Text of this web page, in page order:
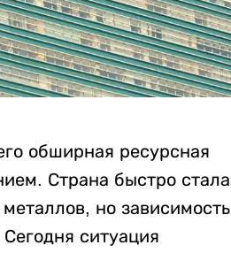
обширная ресурсная
Страна быстро стала
но зависимость
ситуация